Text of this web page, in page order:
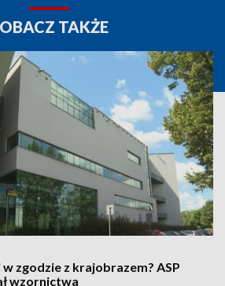
TAKŻE
zgodzie z krajobrazem? ASP
wzornictwa